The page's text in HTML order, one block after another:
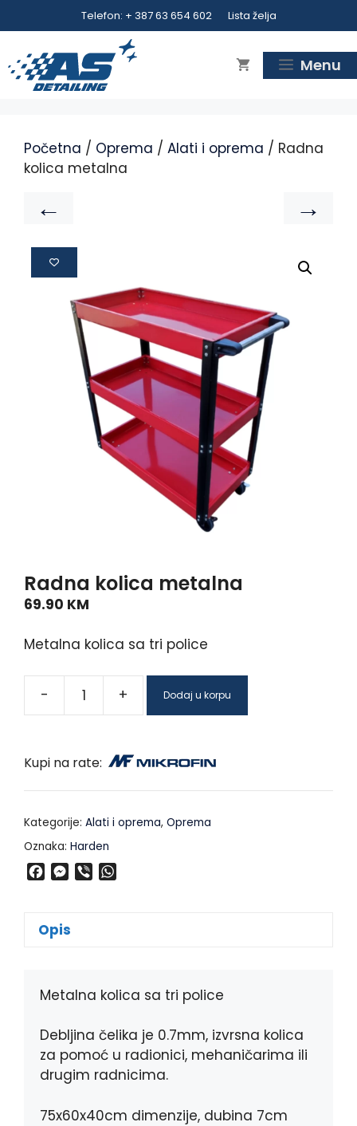
Telefon: + 387 63 654 602 Lista želja
Menu
Početna / Oprema / Alati i oprema / Radna
kolica metalna
← →
Radna kolica metalna
69.90 KM
Metalna kolica sa tri police
- + Dodaj u korpu
Kupi na rate:
Kategorije: Alati i oprema, Oprema
Oznaka: Harden
e
b
k
M
s
e
p
Opis
Metalna kolica sa tri police
Debljina čelika je 0.7mm, izvrsna kolica
za pomoć u radionici, mehaničarima ili
drugim radnicima.
75x60x40cm dimenzije, dubina 7cm